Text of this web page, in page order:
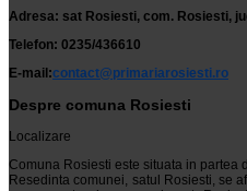
Adresa: sat Rosiesti, com. Rosiesti,
Telefon: 0235/436610
E-mail:contact@primariarosiesti.ro
Despre comuna Rosiesti
Localizare
Comuna Rosiesti este situata in partea
Resedinta comunei, satul Rosiesti, se